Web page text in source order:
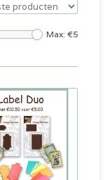
Max: €5